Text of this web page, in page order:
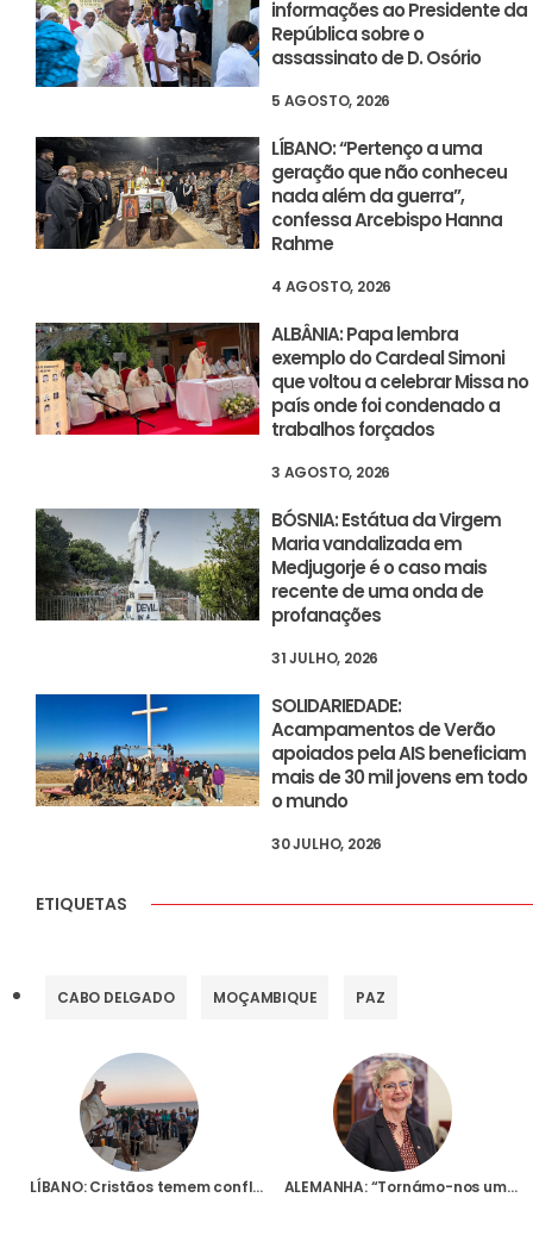
informações ao Presidente da
República sobre o
assassinato de D. Osório
5 AGOSTO, 2026
LÍBANO: “Pertenço a uma
geração que não conheceu
nada além da guerra”,
confessa Arcebispo Hanna
Rahme
4 AGOSTO, 2026
ALBÂNIA: Papa lembra
exemplo do Cardeal Simoni
que voltou a celebrar Missa no
país onde foi condenado a
trabalhos forçados
3 AGOSTO, 2026
BÓSNIA: Estátua da Virgem
Maria vandalizada em
Medjugorje é o caso mais
recente de uma onda de
profanações
31 JULHO, 2026
SOLIDARIEDADE:
Acampamentos de Verão
apoiados pela AIS beneficiam
mais de 30 mil jovens em todo
o mundo
30 JULHO, 2026
ETIQUETAS
CABO DELGADO MOÇAMBIQUE PAZ
LÍBANO: Cristãos temem conflito aberto entre Israel e Hezbollah e fogem para zonas mais seguras ALEMANHA: “Tornámo-nos uma voz forte para os Cristãos perseguidos no mundo”, diz Presidente internacional da Fundação AIS